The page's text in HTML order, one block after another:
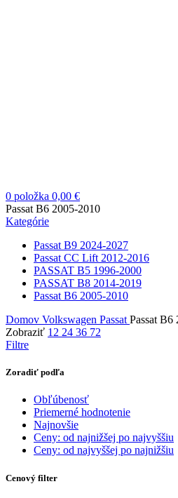
0 položka 0,00 €
Passat B6 2005-2010
Kategórie
Passat B9 2024-2027
Passat CC Lift 2012-2016
PASSAT B5 1996-2000
PASSAT B8 2014-2019
Passat B6 2005-2010
Domov Volkswagen Passat Passat B6
Zobraziť 12 24 36 72
Filtre
Zoradiť podľa
Obľúbenosť
Priemerné hodnotenie
Najnovšie
Ceny: od najnižšej po najvyššiu
Ceny: od najvyššej po najnižšiu
Cenový filter